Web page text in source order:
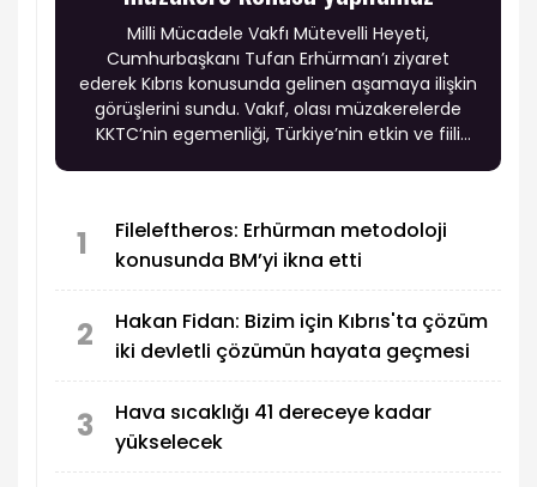
Milli Mücadele Vakfı Mütevelli Heyeti,
Cumhurbaşkanı Tufan Erhürman’ı ziyaret
ederek Kıbrıs konusunda gelinen aşamaya ilişkin
görüşlerini sundu. Vakıf, olası müzakerelerde
KKTC’nin egemenliği, Türkiye’nin etkin ve fiili
sürmesi halinde KKTC’nin tanınmasına yönelik
adımların gündeme taşınmasını istedi.
1
Fileleftheros: Erhürman metodoloji
konusunda BM’yi ikna etti
2
Hakan Fidan: Bizim için Kıbrıs'ta çözüm
iki devletli çözümün hayata geçmesi
3
Hava sıcaklığı 41 dereceye kadar
yükselecek